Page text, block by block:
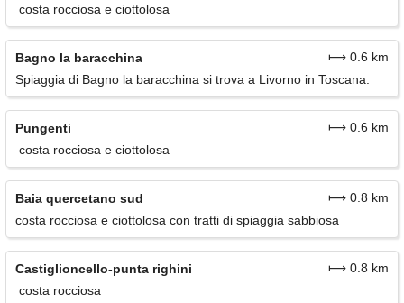
costa rocciosa e ciottolosa
Bagno la baracchina
⟼ 0.6 km
Spiaggia di Bagno la baracchina si trova a Livorno in Toscana.
Pungenti
⟼ 0.6 km
costa rocciosa e ciottolosa
Baia quercetano sud
⟼ 0.8 km
costa rocciosa e ciottolosa con tratti di spiaggia sabbiosa
Castiglioncello-punta righini
⟼ 0.8 km
costa rocciosa